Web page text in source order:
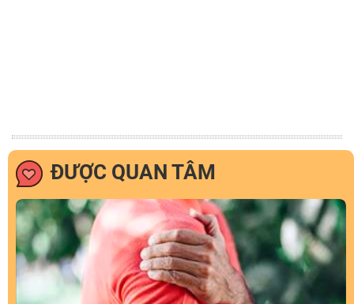
ĐƯỢC QUAN TÂM